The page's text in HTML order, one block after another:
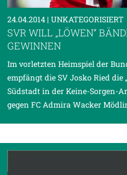
24.04.2014 | UNKATEGORISIERT
SVR WILL „LÖWEN“
GEWINNEN
Im vorletzten Heimspiel der
empfängt die SV Josko Ried die
Südstadt in der Keine-Sorgen-
gegen FC Admira Wacker